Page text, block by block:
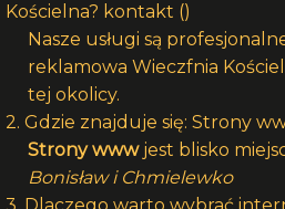
Kościelna? kontakt ()
Nasze usługi są
reklamowa Wieczfnia
tej okolicy.
2. Gdzie znajduje się: Strony
Strony www jest blisko
Bonisław i Chmielewko